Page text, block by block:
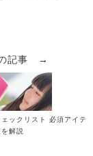
記事 →
ックリスト 必須アイテ
解説